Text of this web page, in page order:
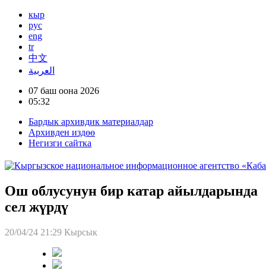
кыр
рус
eng
tr
中文
العربية
07 баш оона 2026
05:32
Бардык архивдик материалдар
Архивден издөө
Негизги сайтка
Ош облусунун бир катар айылдарында
сел жүрдү
20/04/24 21:29 Кырсык